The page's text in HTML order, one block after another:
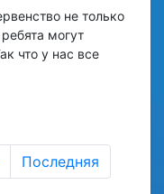
не только
могут
что у нас все
Последняя